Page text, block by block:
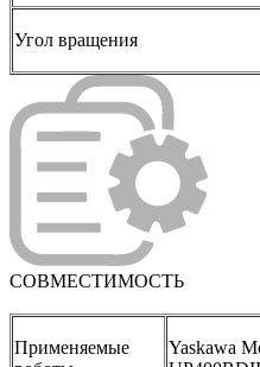
Угол вращения
СОВМЕСТИМОСТЬ
Применяемые
Yaskawa